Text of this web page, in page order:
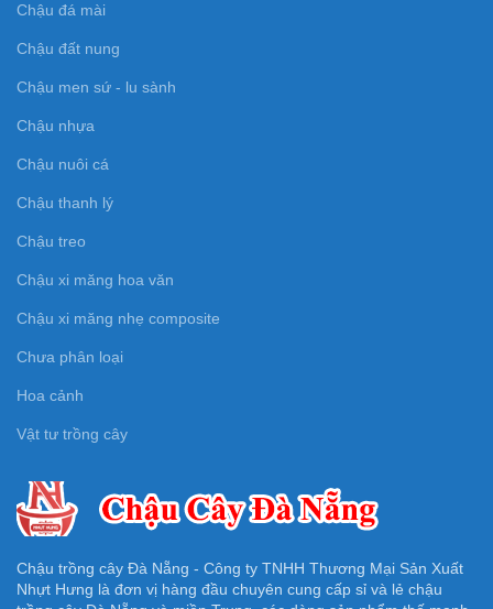
Chậu đá mài
Chậu đất nung
Chậu men sứ - lu sành
Chậu nhựa
Chậu nuôi cá
Chậu thanh lý
Chậu treo
Chậu xi măng hoa văn
Chậu xi măng nhẹ composite
Chưa phân loại
Hoa cảnh
Vật tư trồng cây
Chậu trồng cây Đà Nẵng - Công ty TNHH Thương Mại Sản Xuất
Nhựt Hưng là đơn vị hàng đầu chuyên cung cấp sỉ và lẻ chậu